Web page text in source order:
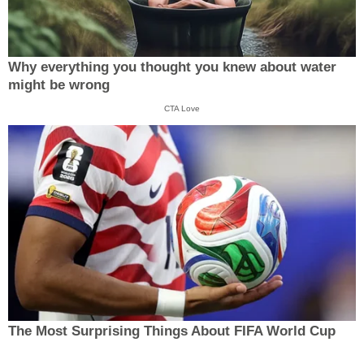
Why everything you thought you knew about water
might be wrong
CTA Love
The Most Surprising Things About FIFA World Cup